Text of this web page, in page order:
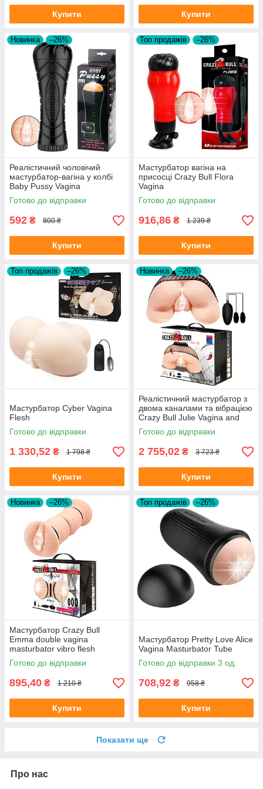
Купити Купити
Новинка –26%
Реалістичний чоловічий
мастурбатор-вагіна у колбі
Baby Pussy Vagina
Masturbator Cup
Готово до відправки
592 ₴ 800 ₴
Купити
Топ продажів –26%
Мастурбатор вагіна на
присосці Crazy Bull Flora
Vagina
Готово до відправки
916,86 ₴ 1 239 ₴
Купити
Топ продажів –26%
Мастурбатор Cyber Vagina
Flesh
Готово до відправки
1 330,52 ₴ 1 798 ₴
Купити
Новинка –26%
Реалістичний мастурбатор з
двома каналами та вібрацією
Crazy Bull Julie Vagina and
Anus Masturbator
Готово до відправки
2 755,02 ₴ 3 723 ₴
Купити
Новинка –26%
Мастурбатор Crazy Bull
Emma double vagina
masturbator vibro flesh
Готово до відправки
895,40 ₴ 1 210 ₴
Купити
Топ продажів –26%
Мастурбатор Pretty Love Alice
Vagina Masturbator Tube
Готово до відправки 3 од.
708,92 ₴ 958 ₴
Купити
Показати ще
Про нас